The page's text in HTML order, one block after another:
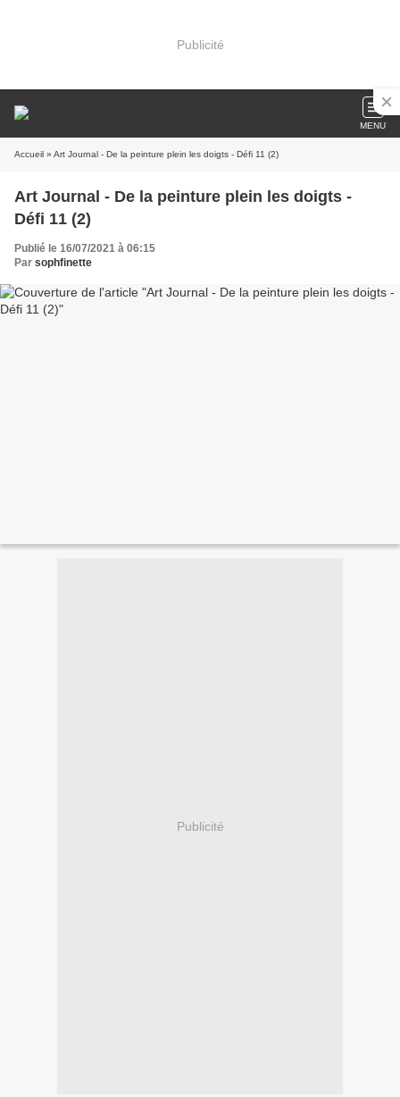
Publicité
MENU
Accueil » Art Journal - De la peinture plein les doigts - Défi 11 (2)
Art Journal - De la peinture plein les doigts -
Défi 11 (2)
Publié le 16/07/2021 à 06:15
Par sophfinette
Publicité